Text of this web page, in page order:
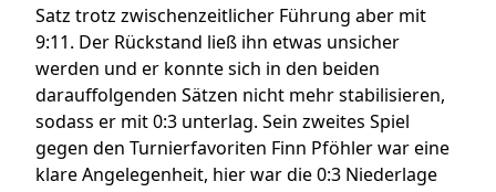
Satz trotz zwischenzeitlicher Führung aber mit
9:11. Der Rückstand ließ ihn etwas unsicher
werden und er konnte sich in den beiden
darauffolgenden Sätzen nicht mehr stabilisieren,
sodass er mit 0:3 unterlag. Sein zweites Spiel
gegen den Turnierfavoriten Finn Pföhler war eine
klare Angelegenheit, hier war die 0:3 Niederlage